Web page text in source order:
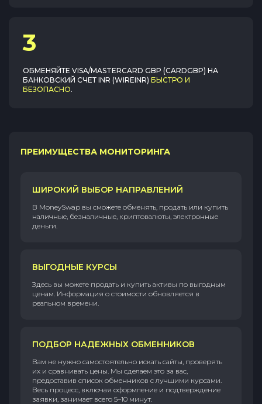
3
ОБМЕНЯЙТЕ VISA/MASTERCARD GBP (CARDGBP) НА
БАНКОВСКИЙ СЧЕТ INR (WIREINR) БЫСТРО И
БЕЗОПАСНО.
ПРЕИМУЩЕСТВА МОНИТОРИНГА
ШИРОКИЙ ВЫБОР НАПРАВЛЕНИЙ
В MoneySwap вы сможете обменять, продать или купить
наличные, безналичные, криптовалюты, электронные
деньги.
ВЫГОДНЫЕ КУРСЫ
Здесь вы можете продать и купить активы по выгодным
ценам. Информация о стоимости обновляется в
реальном времени.
ПОДБОР НАДЕЖНЫХ ОБМЕННИКОВ
Вам не нужно самостоятельно искать сайты, проверять
их и сравнивать цены. Мы сделаем это за вас,
предоставив список обменников с лучшими курсами.
Весь процесс, включая оформление и подтверждение
заявки, занимает всего 5–10 минут.